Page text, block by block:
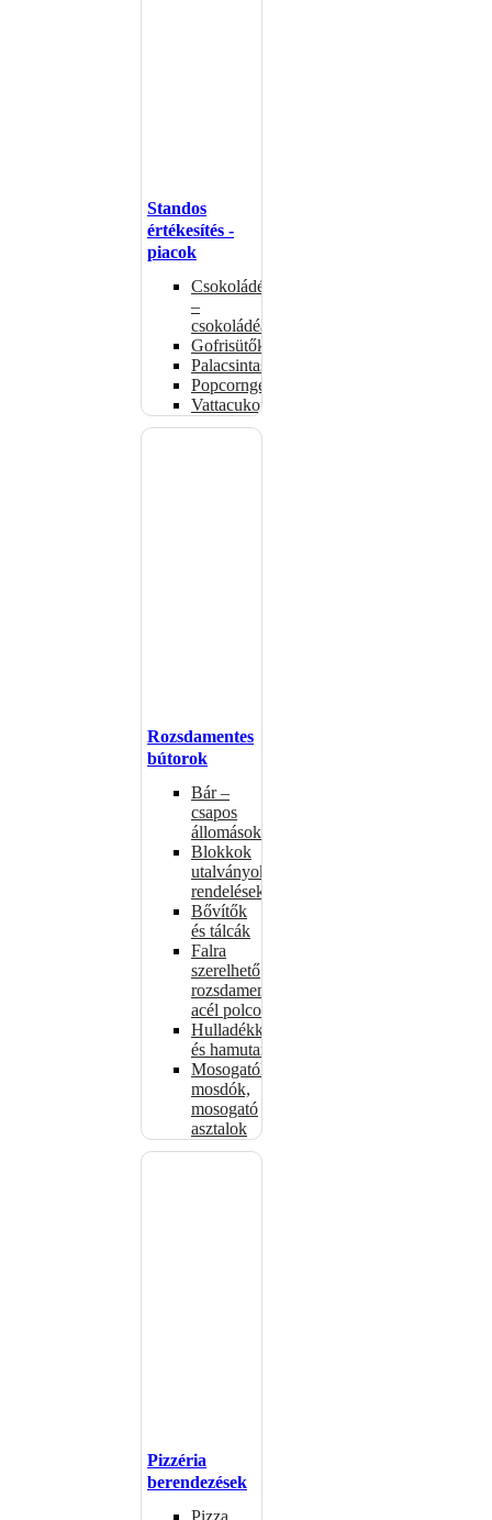
Standos
értékesítés -
piacok
Csokoládémelegítők
–
csokoládéadagolók
Gofrisütők
Palacsintasütők
Popcorngépek
Vattacukorgép
Rozsdamentes
bútorok
Bár –
csapos
állomások
Blokkok
utalványokhoz,
rendelésekhez
Bővítők
és tálcák
Falra
szerelhető
rozsdamentes
acél polcok
Hulladékkosarak
és hamutartók
Mosogatók,
mosdók,
mosogató
asztalok
Pizzéria
berendezések